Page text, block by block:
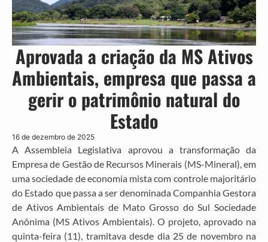
Aprovada a criação da MS Ativos
Ambientais, empresa que passa a
gerir o patrimônio natural do
Estado
16 de dezembro de 2025
A Assembleia Legislativa aprovou a transformação da
Empresa de Gestão de Recursos Minerais (MS-Mineral), em
uma sociedade de economia mista com controle majoritário
do Estado que passa a ser denominada Companhia Gestora
de Ativos Ambientais de Mato Grosso do Sul Sociedade
Anônima (MS Ativos Ambientais). O projeto, aprovado na
quinta-feira (11), tramitava desde dia 25 de novembro na